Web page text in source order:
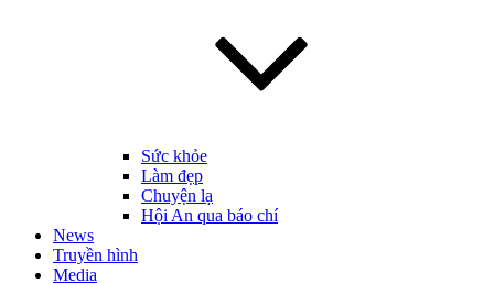
Sức khỏe
Làm đẹp
Chuyện lạ
Hội An qua báo chí
News
Truyền hình
Media